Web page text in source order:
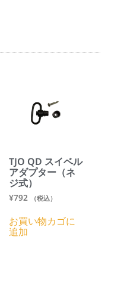
TJO QD スイベル
アダプター（ネ
ジ式）
¥792 （税込）
お買い物カゴに
追加